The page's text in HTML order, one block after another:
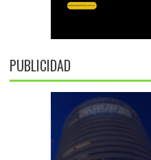
PUBLICIDAD